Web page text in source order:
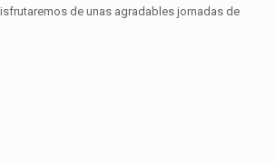
de unas agradables jornadas de